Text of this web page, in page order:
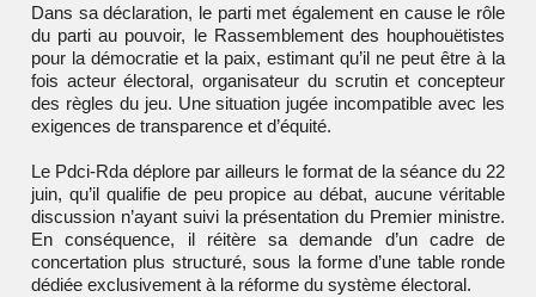
Dans sa déclaration, le parti met également en cause le rôle
du parti au pouvoir, le Rassemblement des houphouëtistes
pour la démocratie et la paix, estimant qu’il ne peut être à la
fois acteur électoral, organisateur du scrutin et concepteur
des règles du jeu. Une situation jugée incompatible avec les
exigences de transparence et d’équité.
Le Pdci-Rda déplore par ailleurs le format de la séance du 22
juin, qu’il qualifie de peu propice au débat, aucune véritable
discussion n’ayant suivi la présentation du Premier ministre.
En conséquence, il réitère sa demande d’un cadre de
concertation plus structuré, sous la forme d’une table ronde
dédiée exclusivement à la réforme du système électoral.